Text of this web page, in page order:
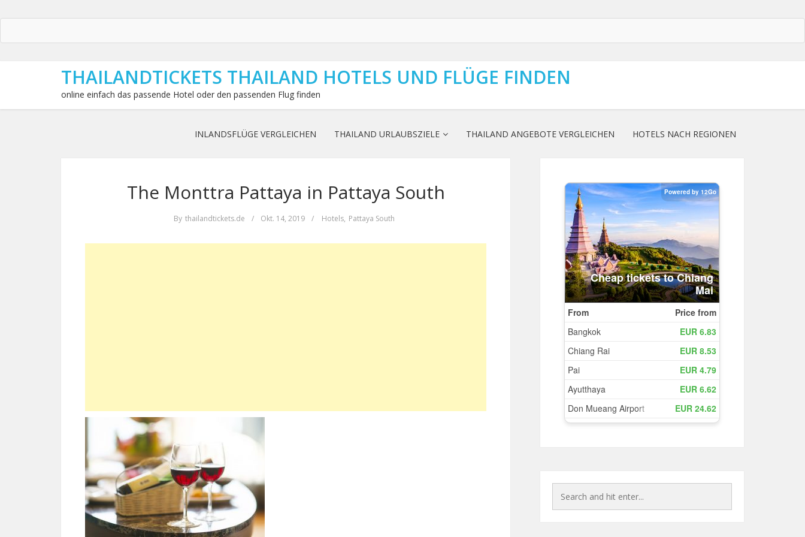
THAILANDTICKETS THAILAND HOTELS UND FLÜGE FINDEN
online einfach das passende Hotel oder den passenden Flug finden
INLANDSFLÜGE VERGLEICHEN THAILAND URLAUBSZIELE THAILAND ANGEBOTE VERGLEICHEN HOTELS NACH REGIONEN
The Monttra Pattaya in Pattaya South
By thailandtickets.de / Okt. 14, 2019 / Hotels, Pattaya South